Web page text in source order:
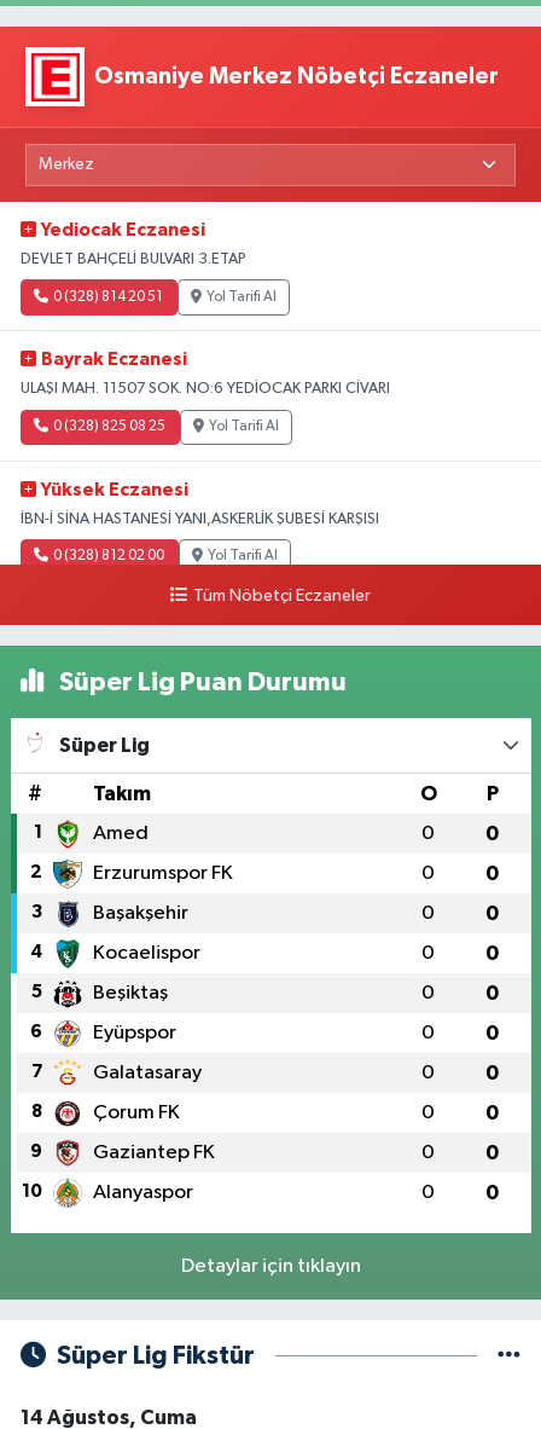
Osmaniye Merkez Nöbetçi Eczaneler
Yediocak Eczanesi
DEVLET BAHÇELİ BULVARI 3.ETAP
0 (328) 814 20 51 Yol Tarifi Al
Bayrak Eczanesi
ULAŞI MAH. 11507 SOK. NO:6 YEDİOCAK PARKI CİVARI
0 (328) 825 08 25 Yol Tarifi Al
Yüksek Eczanesi
İBN-İ SİNA HASTANESİ YANI,ASKERLİK ŞUBESİ KARŞISI
0 (328) 812 02 00 Yol Tarifi Al
Tüm Nöbetçi Eczaneler
Süper Lig Puan Durumu
Süper Lig
# Takım O P
1 Amed 0 0
2 Erzurumspor FK 0 0
3 Başakşehir 0 0
4 Kocaelispor 0 0
5 Beşiktaş 0 0
6 Eyüpspor 0 0
7 Galatasaray 0 0
8 Çorum FK 0 0
9 Gaziantep FK 0 0
10 Alanyaspor 0 0
Detaylar için tıklayın
Süper Lig Fikstür
14 Ağustos, Cuma